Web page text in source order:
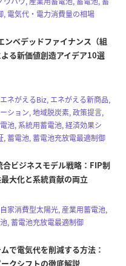
, 電気代・電力消費量の相場
ベデッドファイナンス（組
る新価値創造アイデア10選
ネがえるBiz, エネがえる新商品,
ション, 地域脱炭素, 政策提言,
池, 系統用蓄電池, 経済効果シ
, 蓄電池, 蓄電池充放電最適制御
合ビジネスモデル戦略：FIP制
大化と系統貢献の両立
家消費型太陽光, 産業用蓄電池,
, 蓄電池充放電最適制御
で電気代を削減する方法：
クシフトの徹底解説